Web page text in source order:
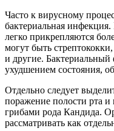
Часто к вирусному
бактериальная
легко прикрепляются
могут быть
и другие. Бактериальный
ухудшением состояния,
Отдельно следует
поражение полости рта и
грибами рода Кандида.
рассматривать как